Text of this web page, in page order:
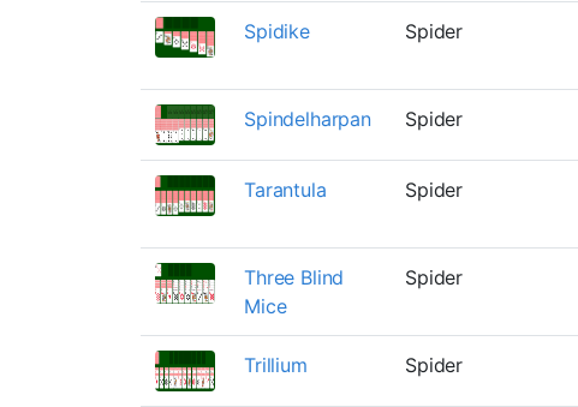
Spidike Spider
Spindelharpan Spider
Tarantula Spider
Three Blind
Mice
Spider
Trillium Spider